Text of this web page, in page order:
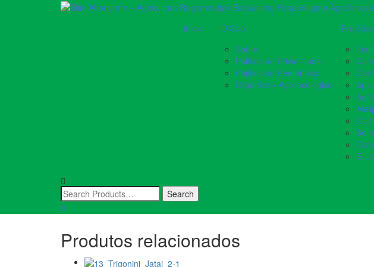
Inicio
O Sitio
Sobre
Política de Privacidade
Política de Reembolso
Orgânico x Agroecológico
Projetos
E-
0
EAN:7890000024501 Categoria:Abelhas Nativas
Produtos relacionados